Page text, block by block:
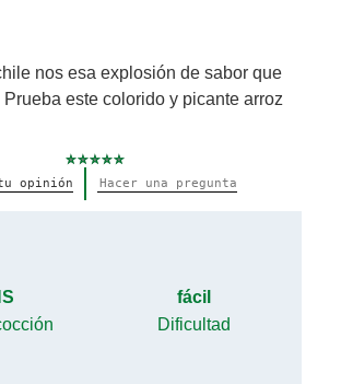
nos esa explosión de sabor que
este colorido y picante arroz
No
se
opinión Hacer una pregunta
fácil
Dificultad